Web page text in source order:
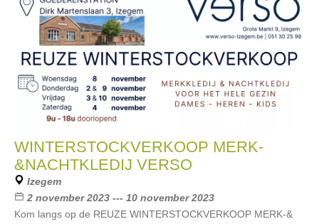
WINTERSTOCKVERKOOP MERK-
&NACHTKLEDIJ VERSO
Izegem
2 november 2023 --- 10 november 2023
Kom langs op de REUZE WINTERSTOCKVERKOOP MERK-&